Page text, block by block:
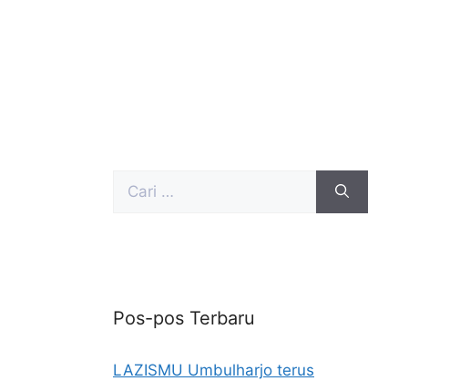
Pos-pos Terbaru
LAZISMU Umbulharjo terus